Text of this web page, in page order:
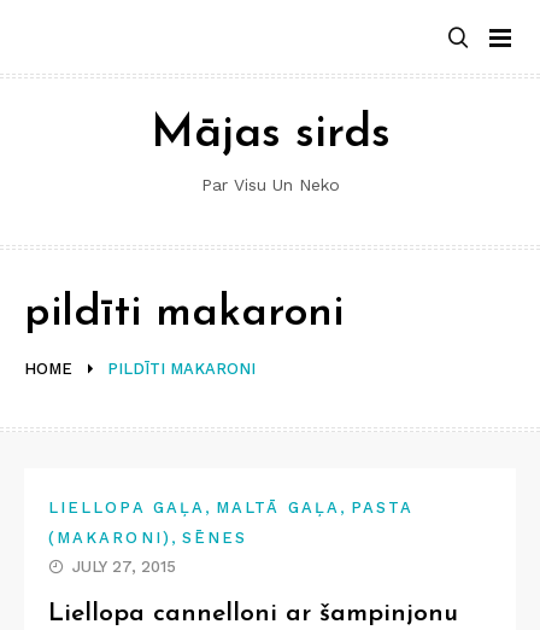
content
Mājas sirds
Par Visu Un Neko
HOME PILDĪTI MAKARONI
pildīti makaroni
LIELLOPA GAĻA , MALTĀ GAĻA , PASTA
(MAKARONI) , SĒNES
JULY 27, 2015
Liellopa cannelloni ar šampinjonu